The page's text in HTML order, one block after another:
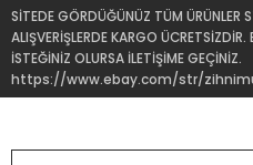
SİTEDE GÖRDÜĞÜNÜZ TÜM
ALIŞVERİŞLERDE KARGO
İSTEĞİNİZ OLURSA İLETİŞİME GEÇİNİZ.
https://www.ebay.com/str/